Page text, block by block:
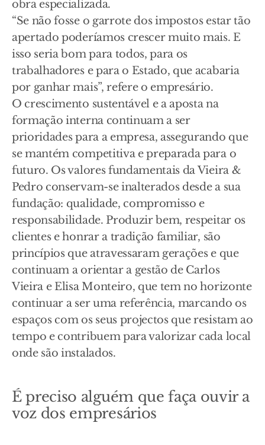
obra especializada.
“Se não fosse o garrote dos impostos estar tão
apertado poderíamos crescer muito mais. E
isso seria bom para todos, para os
trabalhadores e para o Estado, que acabaria
por ganhar mais”, refere o empresário.
O crescimento sustentável e a aposta na
formação interna continuam a ser
prioridades para a empresa, assegurando que
se mantém competitiva e preparada para o
futuro. Os valores fundamentais da Vieira &
Pedro conservam-se inalterados desde a sua
fundação: qualidade, compromisso e
responsabilidade. Produzir bem, respeitar os
clientes e honrar a tradição familiar, são
princípios que atravessaram gerações e que
continuam a orientar a gestão de Carlos
Vieira e Elisa Monteiro, que tem no horizonte
continuar a ser uma referência, marcando os
espaços com os seus projectos que resistam ao
tempo e contribuem para valorizar cada local
onde são instalados.
É preciso alguém que faça ouvir a
voz dos empresários